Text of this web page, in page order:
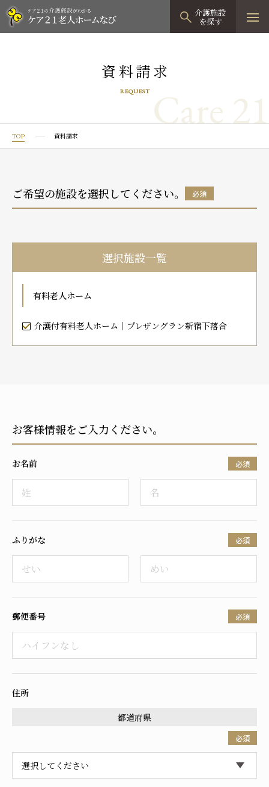
介護施設
を探す
見学予約
有料老人ホームTOP
プレザングラン
プレザンメゾン
有料老人ホームとは
グループホーム
たのしい家
認知症対応型グループホームとは
認知症のおはなし
小規模多機能型居宅介護TOP
たのしい家
小規模多機能型居宅介護とは
0120-944
お問い合わせフォーム
ご入居までの流れ
介護保険の仕組み
FAQ
運営会社
プライバシーポリシー
採用情報
資料請求
REQUEST Care 21
TOP 資料請求
ご希望の施設を選択してください。 必須
選択施設一覧
有料老人ホーム
介護付有料老人ホーム｜プレザングラン新宿下落合
お客様情報をご入力ください。
お名前 必須
ふりがな 必須
郵便番号 必須
住所
都道府県
必須